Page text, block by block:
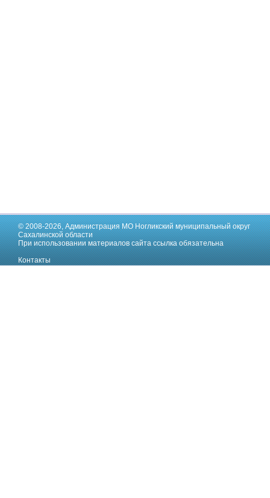
© 2008-2026,Администрация МО Ногликский муниципальный округ
Сахалинской области
При использовании материалов сайта ссылка обязательна
Контакты